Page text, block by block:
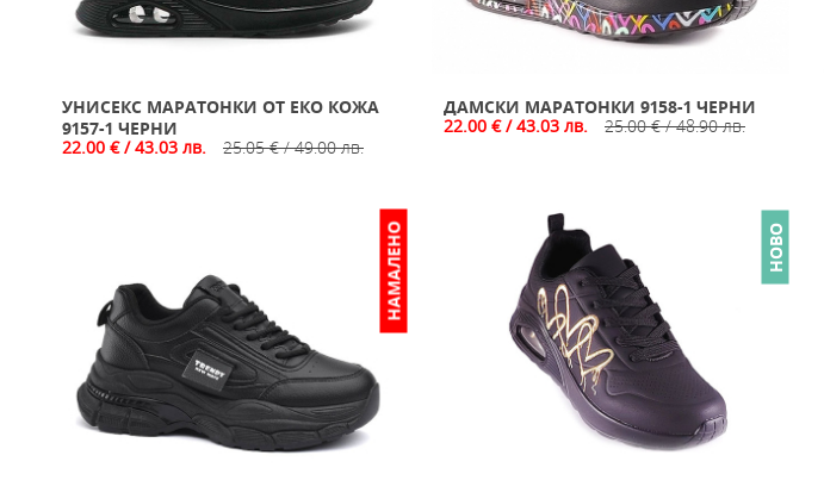
УНИСЕКС МАРАТОНКИ ОТ ЕКО КОЖА
9157-1 ЧЕРНИ
22.00 € / 43.03 лв.
25.05 € / 49.00 лв.
ДАМСКИ МАРАТОНКИ 9158-1 ЧЕРНИ
22.00 € / 43.03 лв.
25.00 € / 48.90 лв.
НАМАЛЕНО НОВО